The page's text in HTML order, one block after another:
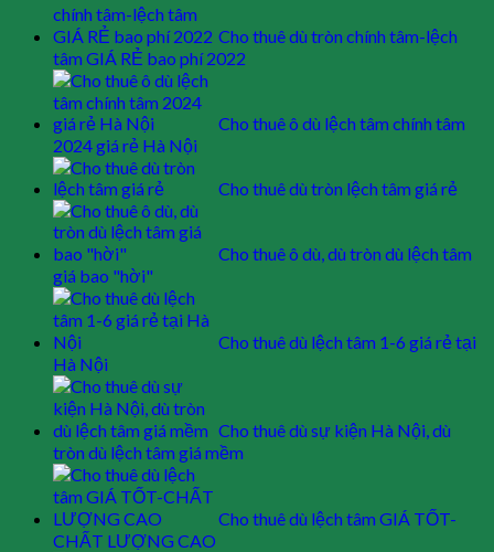
Cho thuê dù tròn chính tâm-lệch
tâm GIÁ RẺ bao phí 2022
Cho thuê ô dù lệch tâm chính tâm
2024 giá rẻ Hà Nội
Cho thuê dù tròn lệch tâm giá rẻ
Cho thuê ô dù, dù tròn dù lệch tâm
giá bao "hời"
Cho thuê dù lệch tâm 1-6 giá rẻ tại
Hà Nội
Cho thuê dù sự kiện Hà Nội, dù
tròn dù lệch tâm giá mềm
Cho thuê dù lệch tâm GIÁ TỐT-
CHẤT LƯỢNG CAO